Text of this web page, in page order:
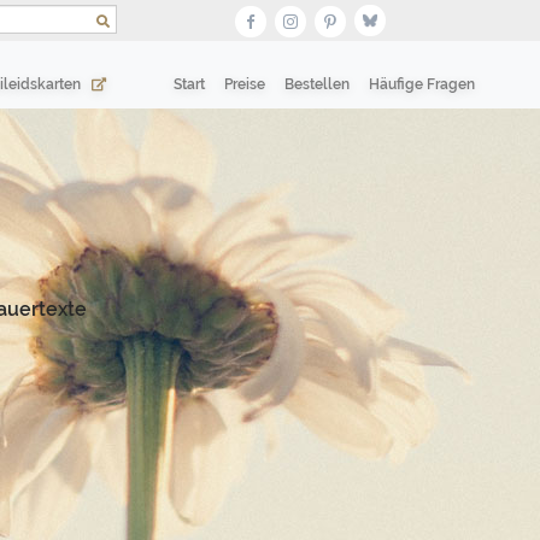
Start(current)
Preise(current)
Bestellen Häufige Fragen